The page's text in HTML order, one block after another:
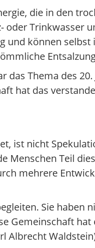
die in den
Trinkwasser
können
Thema des
hat das
ist nicht
Menschen Teil
mehrere
Sie
Gemeinschaft
Albrecht